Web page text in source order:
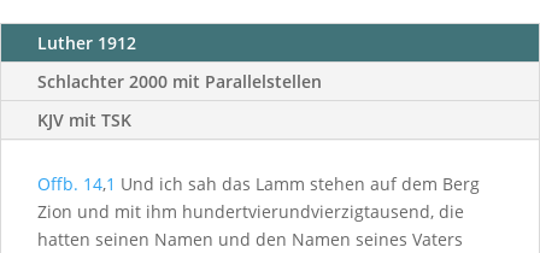
Luther 1912
Schlachter 2000 mit Parallelstellen
KJV mit TSK
Offb. 14,1 Und ich sah das Lamm stehen auf dem Berg
Zion und mit ihm hundertvierundvierzigtausend, die
hatten seinen Namen und den Namen seines Vaters